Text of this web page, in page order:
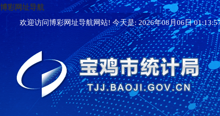
博彩网址导航
欢迎访问博彩网址导航网站! 今天是:2026年08月06日